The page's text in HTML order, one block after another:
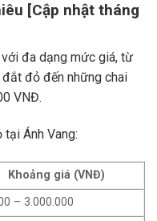
[Cập nhật tháng
đa dạng mức giá, từ
đỏ đến những chai
VNĐ.
Ánh Vang:
Khoảng giá (VNĐ)
– 3.000.000